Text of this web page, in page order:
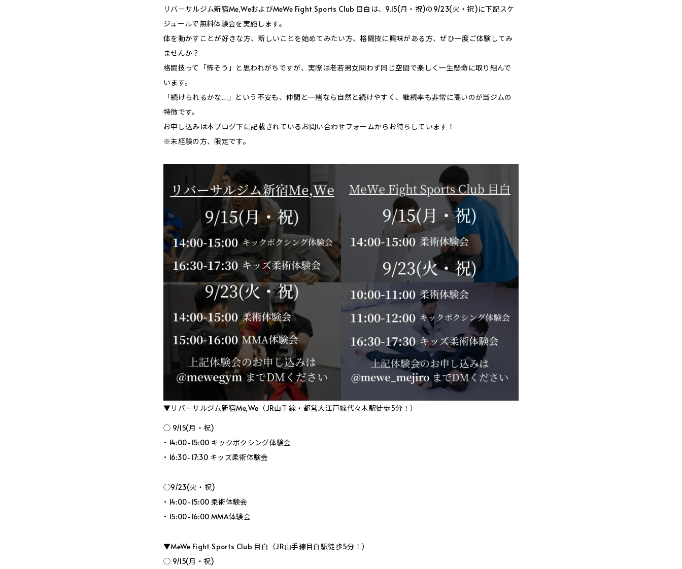
リバーサルジム新宿Me,WeおよびMeWe Fight Sports Club 目白は、9.15(月・祝)の9/23(火・祝)に下記スケ
ジュールで無料体験会を実施します。
体を動かすことが好きな方、新しいことを始めてみたい方、格闘技に興味がある方、ぜひ一度ご体験してみ
ませんか？
格闘技って「怖そう」と思われがちですが、実際は老若男女問わず同じ空間で楽しく一生懸命に取り組んで
います。
「続けられるかな…」という不安も、仲間と一緒なら自然と続けやすく、継続率も非常に高いのが当ジムの
特徴です。
お申し込みは本ブログ下に記載されているお問い合わせフォームからお待ちしています！
※未経験の方、限定です。
▼リバーサルジム新宿Me,We（JR山手線・都営大江戸線代々木駅徒歩5分！）
◯ 9/15(月・祝)
• 14:00-15:00 キックボクシング体験会
• 16:30-17:30 キッズ柔術体験会
◯9/23(火・祝)
• 14:00-15:00 柔術体験会
• 15:00-16:00 MMA体験会
▼MeWe Fight Sports Club 目白（JR山手線目白駅徒歩5分！）
◯ 9/15(月・祝)